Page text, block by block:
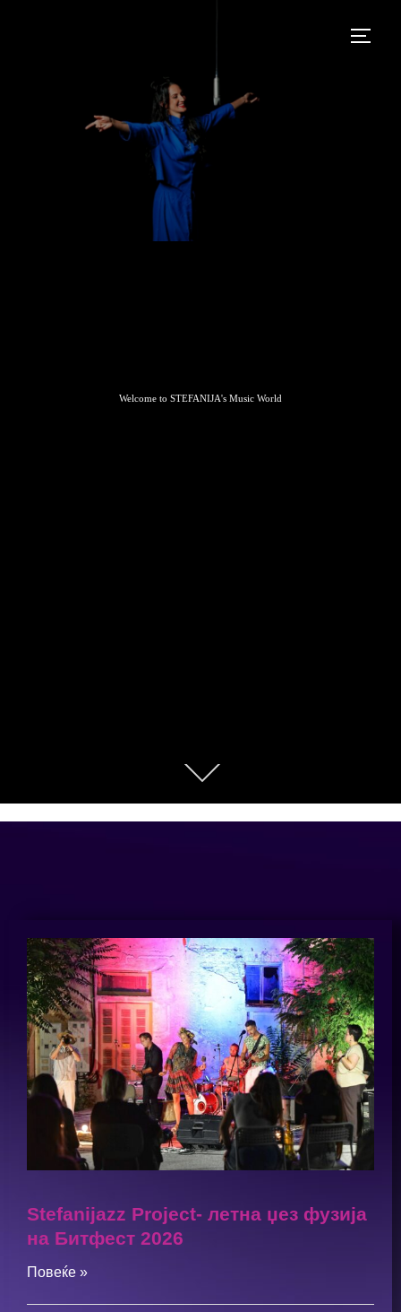
Welcome to STEFANIJA's Music World
Stefanijazz Project- летна џез фузија
на Битфест 2026
Повеќе »